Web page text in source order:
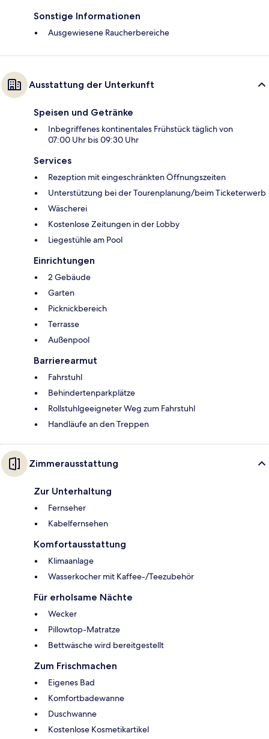
Sonstige Informationen
Ausgewiesene Raucherbereiche
Ausstattung der Unterkunft
Speisen und Getränke
Inbegriffenes kontinentales Frühstück täglich von
07:00 Uhr bis 09:30 Uhr
Services
Rezeption mit eingeschränkten Öffnungszeiten
Unterstützung bei der Tourenplanung/beim Ticketerwerb
Wäscherei
Kostenlose Zeitungen in der Lobby
Liegestühle am Pool
Einrichtungen
2 Gebäude
Garten
Picknickbereich
Terrasse
Außenpool
Barrierearmut
Fahrstuhl
Behindertenparkplätze
Rollstuhlgeeigneter Weg zum Fahrstuhl
Handläufe an den Treppen
Zimmerausstattung
Zur Unterhaltung
Fernseher
Kabelfernsehen
Komfortausstattung
Klimaanlage
Wasserkocher mit Kaffee-/Teezubehör
Für erholsame Nächte
Wecker
Pillowtop-Matratze
Bettwäsche wird bereitgestellt
Zum Frischmachen
Eigenes Bad
Komfortbadewanne
Duschwanne
Kostenlose Kosmetikartikel